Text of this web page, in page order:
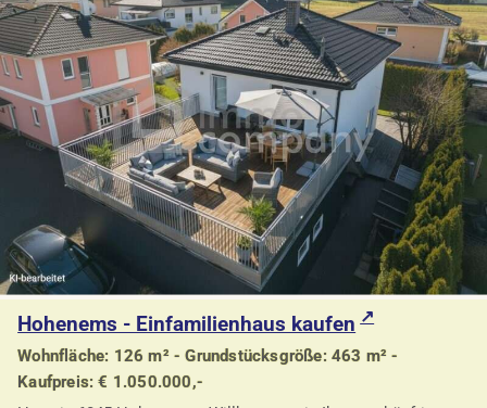
Hohenems - Einfamilienhaus kaufen
Wohnfläche: 126 m² - Grundstücksgröße: 463 m² -
Kaufpreis: € 1.050.000,-